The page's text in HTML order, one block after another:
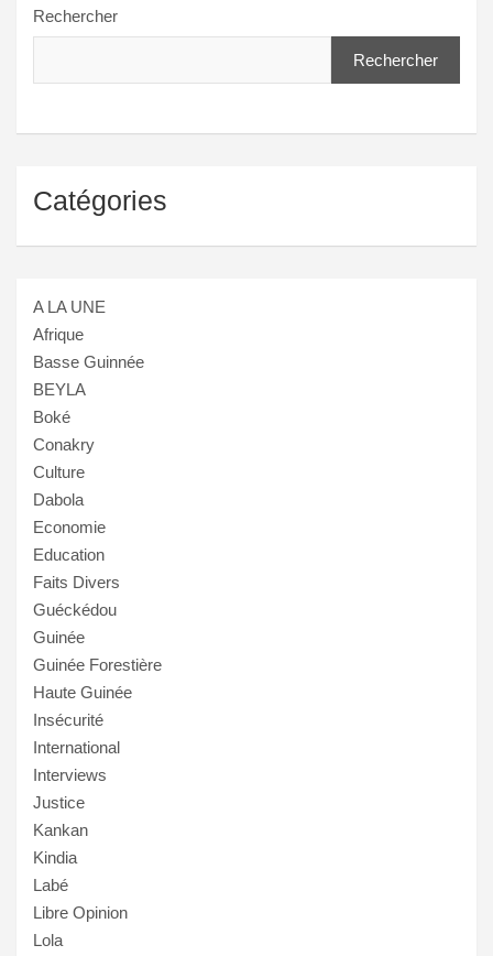
Rechercher
Rechercher
Catégories
A LA UNE
Afrique
Basse Guinnée
BEYLA
Boké
Conakry
Culture
Dabola
Economie
Education
Faits Divers
Guéckédou
Guinée
Guinée Forestière
Haute Guinée
Insécurité
International
Interviews
Justice
Kankan
Kindia
Labé
Libre Opinion
Lola